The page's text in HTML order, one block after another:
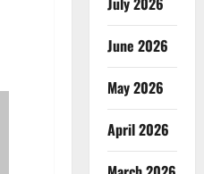
June 2026
May 2026
April 2026